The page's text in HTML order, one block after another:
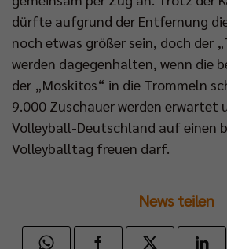
dürfte aufgrund der Entfernung
noch etwas größer sein, doch der
werden dagegenhalten, wenn die
der „Moskitos“ in die Trommeln
9.000 Zuschauer werden erwartet
Volleyball-Deutschland auf einen
Volleyballtag freuen darf.
News teilen